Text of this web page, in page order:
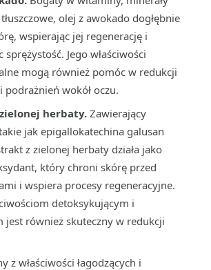
olej z awokado dogłębnie
wspierając jej regenerację i
sprężystość. Jego właściwości
mogą również pomóc w redukcji
podrażnień wokół oczu.
herbaty. Zawierający
jak epigallokatechina galusan
z zielonej herbaty działa jako
który chroni skórę przed
i wspiera procesy regeneracyjne.
detoksykującym i
jest również skuteczny w redukcji
z właściwości łagodzących i